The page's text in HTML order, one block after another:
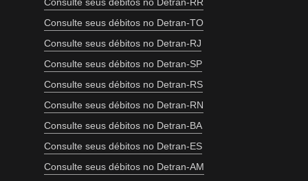
Consulte seus débitos no Detran-RR
Consulte seus débitos no Detran-TO
Consulte seus débitos no Detran-RJ
Consulte seus débitos no Detran-SP
Consulte seus débitos no Detran-RS
Consulte seus débitos no Detran-RN
Consulte seus débitos no Detran-BA
Consulte seus débitos no Detran-ES
Consulte seus débitos no Detran-AM